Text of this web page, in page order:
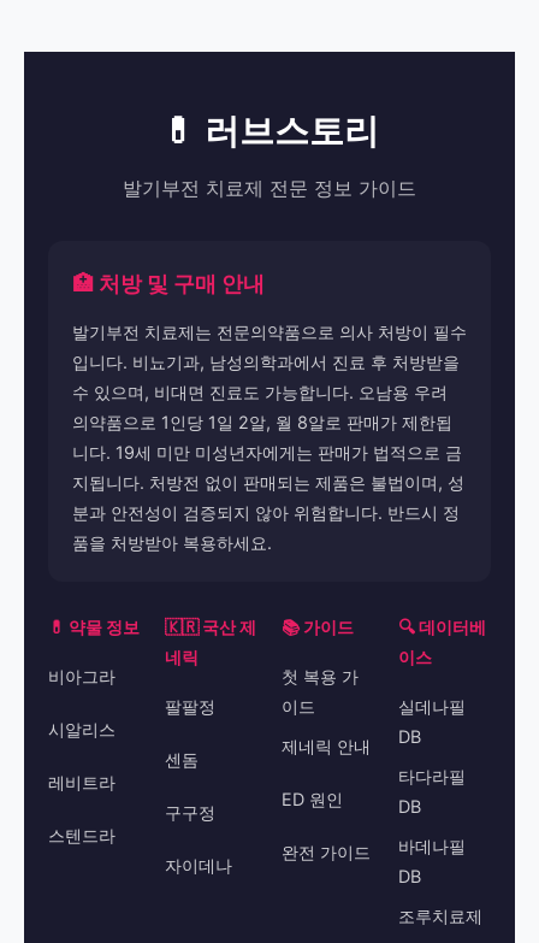
💊 러브스토리
발기부전 치료제 전문 정보 가이드
🏥 처방 및 구매 안내
발기부전 치료제는 전문의약품으로 의사 처방이 필수
입니다. 비뇨기과, 남성의학과에서 진료 후 처방받을
수 있으며, 비대면 진료도 가능합니다. 오남용 우려
의약품으로 1인당 1일 2알, 월 8알로 판매가 제한됩
니다. 19세 미만 미성년자에게는 판매가 법적으로 금
지됩니다. 처방전 없이 판매되는 제품은 불법이며, 성
분과 안전성이 검증되지 않아 위험합니다. 반드시 정
품을 처방받아 복용하세요.
💊 약물 정보
비아그라
시알리스
레비트라
스텐드라
🇰🇷 국산 제
네릭
팔팔정
센돔
구구정
자이데나
📚 가이드
첫 복용 가
이드
제네릭 안내
ED 원인
완전 가이드
🔍 데이터베
이스
실데나필
DB
타다라필
DB
바데나필
DB
조루치료제